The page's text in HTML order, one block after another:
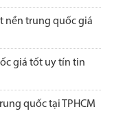
nền trung quốc giá
giá tốt uy tín tin
quốc tại TPHCM